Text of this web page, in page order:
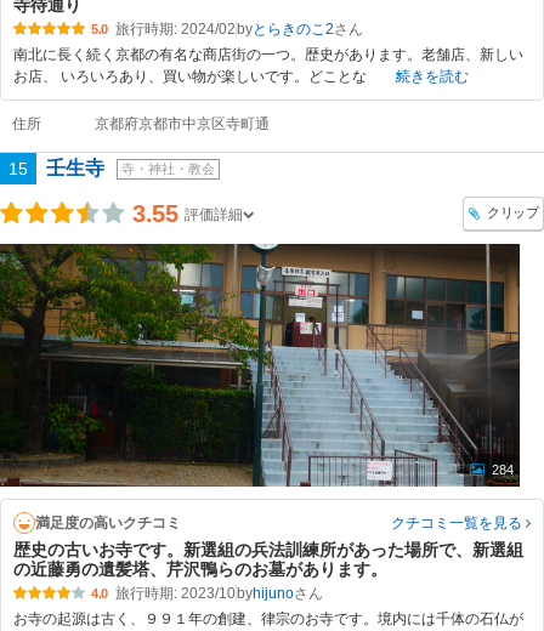
寺待通り
5.0 旅行時期: 2024/02 byとらきのこ2
南北に長く続く京都の有名な商店街の一つ。歴史があります。老舗店、新しい
お店、 いろいろあり、買い物が楽しいです。どことな
続きを読む
住所 京都府京都市中京区寺町通
15 壬生寺 寺・神社・教会
3.55 評価詳細 クリップ
284
満足度の高いクチコミ クチコミ一覧を見る
歴史の古いお寺です。新選組の兵法訓練所があった場所で、新選組
の近藤勇の遺髪塔、芹沢鴨らのお墓があります。
4.0 旅行時期: 2023/10byhijuno
お寺の起源は古く、９９１年の創建、律宗のお寺です。境内には千体の石仏が